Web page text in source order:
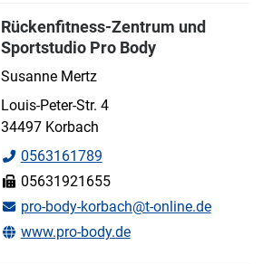
Rückenfitness-Zentrum und
Sportstudio Pro Body
Susanne Mertz
Louis-Peter-Str. 4
34497 Korbach
0563161789
05631921655
pro-body-korbach@t-online.de
www.pro-body.de